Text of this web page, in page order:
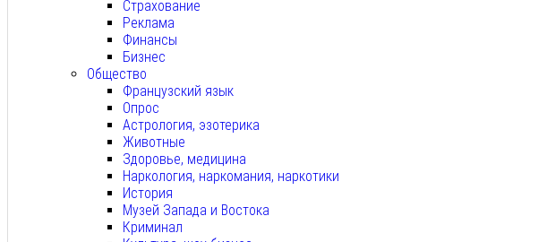
Страхование
Реклама
Финансы
Бизнес
Общество
Французский язык
Опрос
Астрология, эзотерика
Животные
Здоровье, медицина
Наркология, наркомания, наркотики
История
Музей Запада и Востока
Криминал